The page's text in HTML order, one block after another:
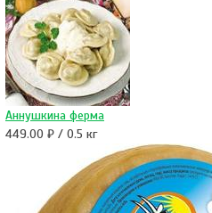
Аннушкина ферма
449.00 ₽ / 0.5 кг